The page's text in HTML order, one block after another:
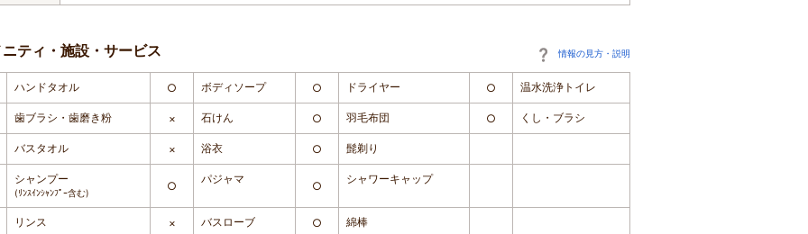
ティ・施設・サービス 情報の見方・説明
ハンドタオル ○ ボディソープ ○ ドライヤー ○ 温水洗浄トイレ
歯ブラシ・歯磨き粉 × 石けん ○ 羽毛布団 ○ くし・ブラシ
バスタオル × 浴衣 ○ 髭剃り
シャンプー
(ﾘﾝｽｲﾝｼｬﾝﾌﾟｰ含む) ○
パジャマ
○
シャワーキャップ
リンス × バスローブ ○ 綿棒